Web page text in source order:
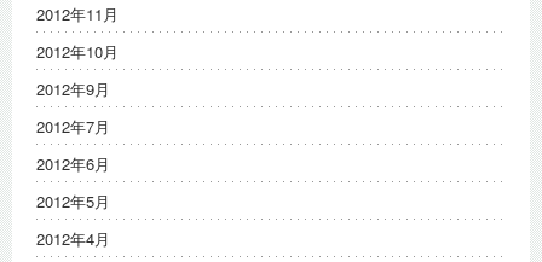
2012年11月
2012年10月
2012年9月
2012年7月
2012年6月
2012年5月
2012年4月